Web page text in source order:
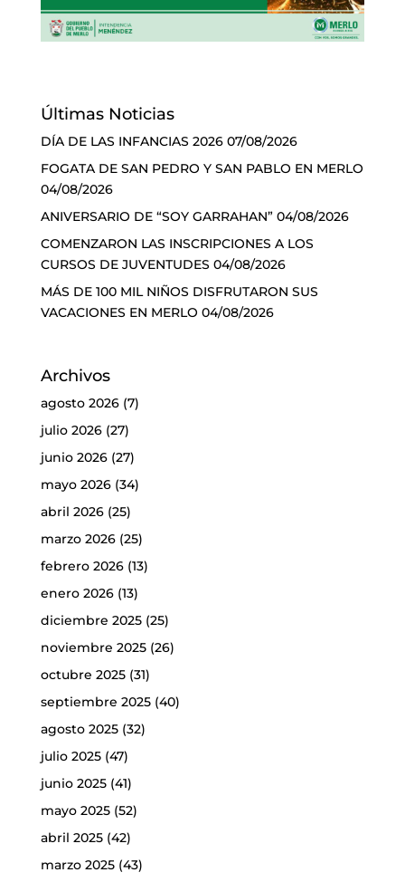
Últimas Noticias
DÍA DE LAS INFANCIAS 2026 07/08/2026
FOGATA DE SAN PEDRO Y SAN PABLO EN MERLO
04/08/2026
ANIVERSARIO DE “SOY GARRAHAN” 04/08/2026
COMENZARON LAS INSCRIPCIONES A LOS
CURSOS DE JUVENTUDES 04/08/2026
MÁS DE 100 MIL NIÑOS DISFRUTARON SUS
VACACIONES EN MERLO 04/08/2026
Archivos
agosto 2026(7)
julio 2026(27)
junio 2026(27)
mayo 2026(34)
abril 2026(25)
marzo 2026(25)
febrero 2026(13)
enero 2026(13)
diciembre 2025(25)
noviembre 2025(26)
octubre 2025(31)
septiembre 2025(40)
agosto 2025(32)
julio 2025(47)
junio 2025(41)
mayo 2025(52)
abril 2025(42)
marzo 2025(43)